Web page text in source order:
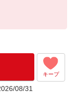
キープ
08/31